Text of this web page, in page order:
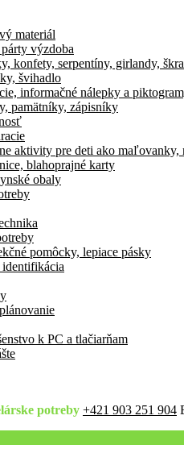
materiál
výzdoba
konfety, serpentíny, girlandy,
švihadlo
informačné nálepky a
pamätníky, zápisníky
aktivity pre deti ako maľovanky,
blahoprajné karty
obaly
pomôcky, lepiace pásky
k PC a tlačiarňam
potreby +421 903 251 904